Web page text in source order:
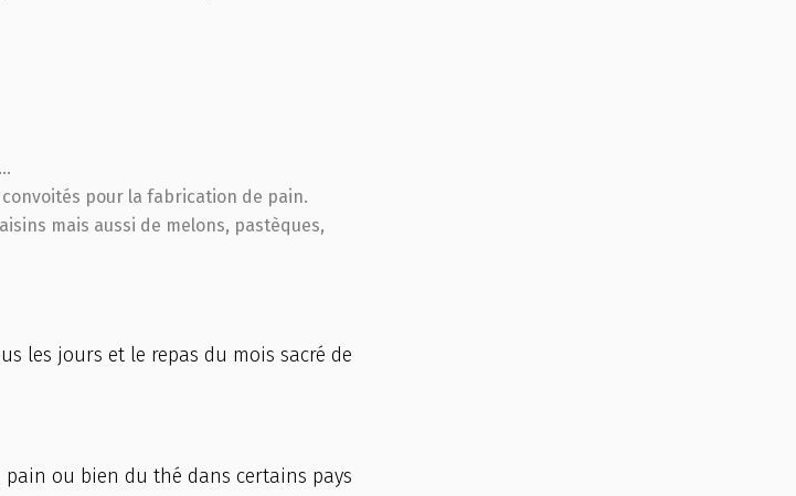
pour la fabrication de pain.
mais aussi de melons, pastèques,
les jours et le repas du mois sacré de
pain ou bien du thé dans certains pays